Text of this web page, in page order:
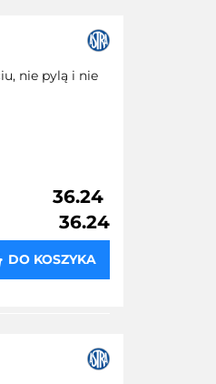
nie pylą i nie
36.24
36.24
DO KOSZYKA